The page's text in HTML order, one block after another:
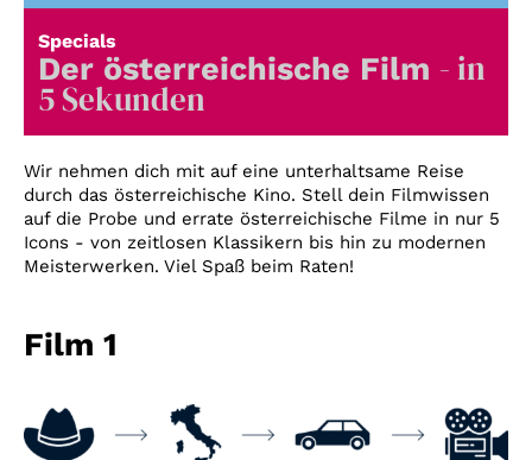
Filmpakete
Gutscheine
& Filmpässe
Account
Suche
Specials
Der österreichische Film - in
5 Sekunden
Wir nehmen dich mit auf eine unterhaltsame Reise
durch das österreichische Kino. Stell dein Filmwissen
auf die Probe und errate österreichische Filme in nur 5
Icons - von zeitlosen Klassikern bis hin zu modernen
Meisterwerken. Viel Spaß beim Raten!
Film 1